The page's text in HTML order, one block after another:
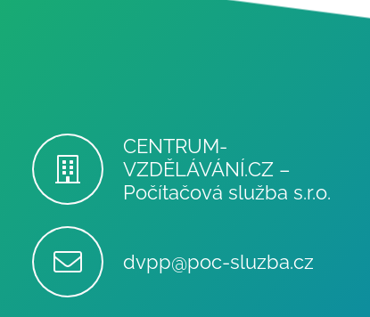
CENTRUM-
VZDĚLÁVÁNÍ.CZ –
Počítačová služba s.r.o.
dvpp@poc-sluzba.cz